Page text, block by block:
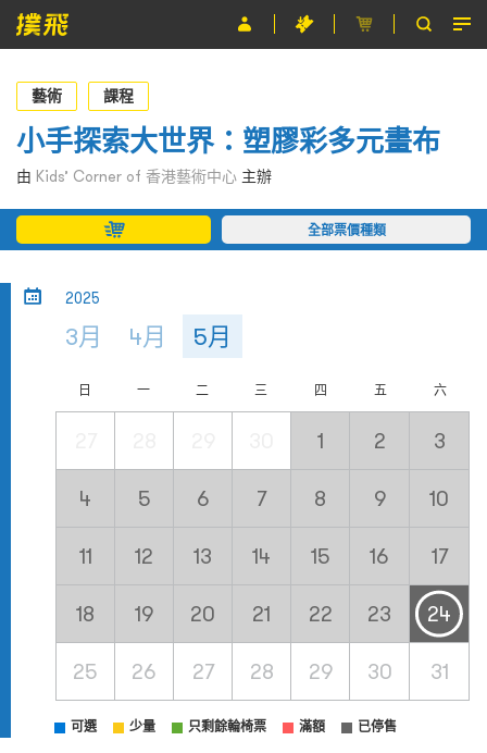
節目
主辦單位
關於撲飛
條款及細則
藝術 課程
小手探索大世界：塑膠彩多元畫布
由 Kids’ Corner of 香港藝術中心 主辦
全部票價種類
2025
3月 4月 5月
日 一 二 三 四 五 六
1 2 3
4 5 6 7 8 9 10
11 12 13 14 15 16 17
18 19 20 21 22 23 24
25 26 27 28 29 30 31
可選 少量 只剩餘輪椅票 滿額 已停售